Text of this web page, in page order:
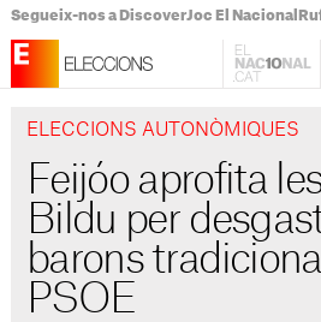
Segueix-nos a DiscoverJoc El Nacional
ELECCIONS AUTONÒMIQUES
Feijóo aprofita
Bildu per
barons
PSOE